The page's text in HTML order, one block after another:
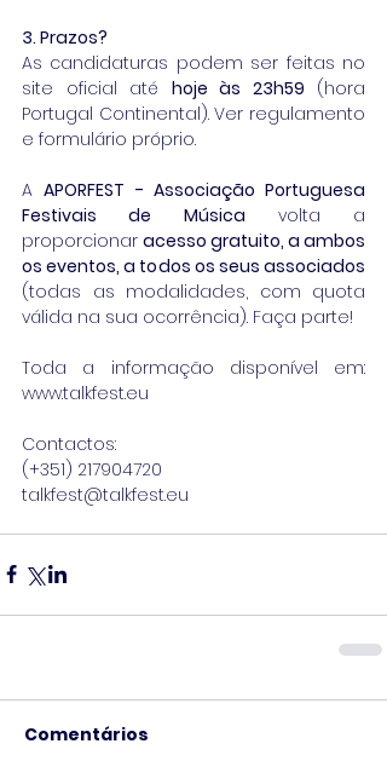
3. Prazos?
As candidaturas podem ser feitas no
site oficial até hoje às 23h59 (hora
Portugal Continental). Ver regulamento
e formulário próprio.
A APORFEST - Associação Portuguesa
Festivais de Música volta a
proporcionar acesso gratuito, a ambos
(todas as modalidades, com quota
válida na sua ocorrência). Faça parte!
Toda a informação disponível em:
www.talkfest.eu
Contactos:
(+351) 217904720
talkfest@talkfest.eu
Comentários